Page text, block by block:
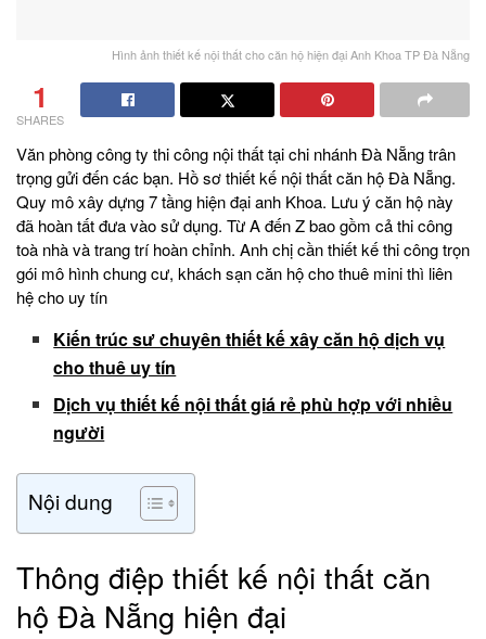
Hình ảnh thiết kế nội thất cho căn hộ hiện đại Anh Khoa TP Đà Nẵng
1
SHARES
Văn phòng công ty thi công nội thất tại chi nhánh Đà Nẵng trân
trọng gửi đến các bạn. Hồ sơ thiết kế nội thất căn hộ Đà Nẵng.
Quy mô xây dựng 7 tầng hiện đại anh Khoa. Lưu ý căn hộ này
đã hoàn tất đưa vào sử dụng. Từ A đến Z bao gồm cả thi công
toà nhà và trang trí hoàn chỉnh. Anh chị cần thiết kế thi công trọn
gói mô hình chung cư, khách sạn căn hộ cho thuê mini thì liên
hệ cho uy tín
Kiến trúc sư chuyên thiết kế xây căn hộ dịch vụ
cho thuê uy tín
Dịch vụ thiết kế nội thất giá rẻ phù hợp với nhiều
người
Nội dung
Thông điệp thiết kế nội thất căn
hộ Đà Nẵng hiện đại